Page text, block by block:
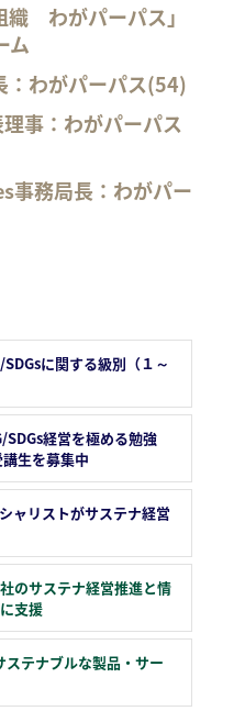
織 わがパーパス」
ム
：わがパーパス(54)
事：わがパーパス
事務局長：わがパー
に関する級別（１～
SDGs経営を極める勉強
生を募集中
ャリストがサステナ経営
のサステナ経営推進と情
支援
テナブルな製品・サー